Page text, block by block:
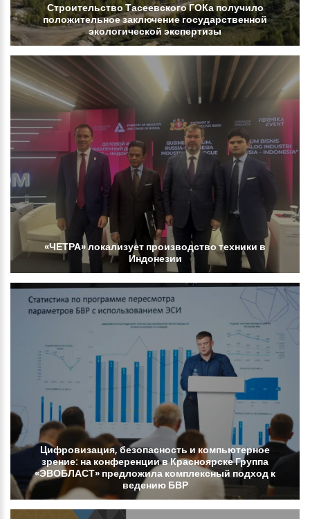
СтроительствоТасеевскогоГОКаполучило
положительноезаключение государственной
экологической экспертизы
«ЧЕТРА»локализует производствотехники в
Индонезии
Цифровизация, безопасность и компьютерное
зрение: на конференциивКрасноярскеГруппа
«ЭВОБЛАСТ» предложила комплексный подход к
ведению БВР